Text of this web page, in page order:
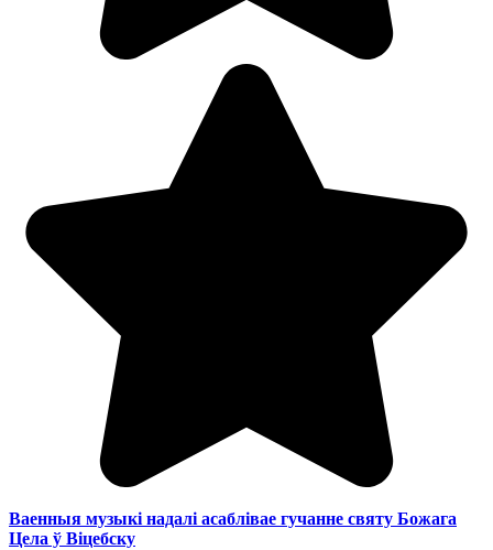
Ваенныя музыкі надалі асаблівае гучанне святу Божага
Цела ў Віцебску